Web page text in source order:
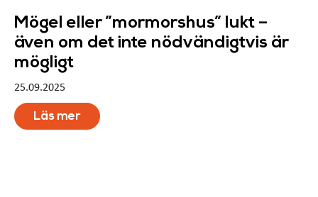
Mögel eller ”mormorshus” lukt –
även om det inte nödvändigtvis är
mögligt
25.09.2025
Läs mer